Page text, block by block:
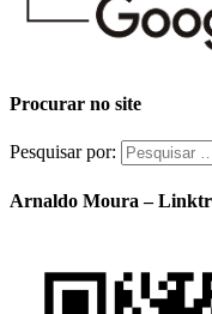
Procurar no site
Pesquisar por:
Arnaldo Moura –